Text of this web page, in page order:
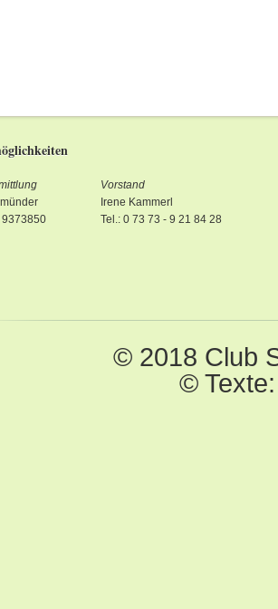
9373850
Vorstand
Irene Kammerl
Tel.: 0 73 73 - 9 21 84 28
© 2018 Club
©